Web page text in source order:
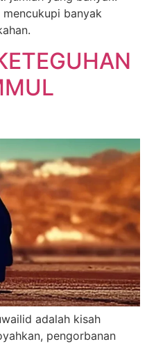
banyak
adalah kisah
pengorbanan